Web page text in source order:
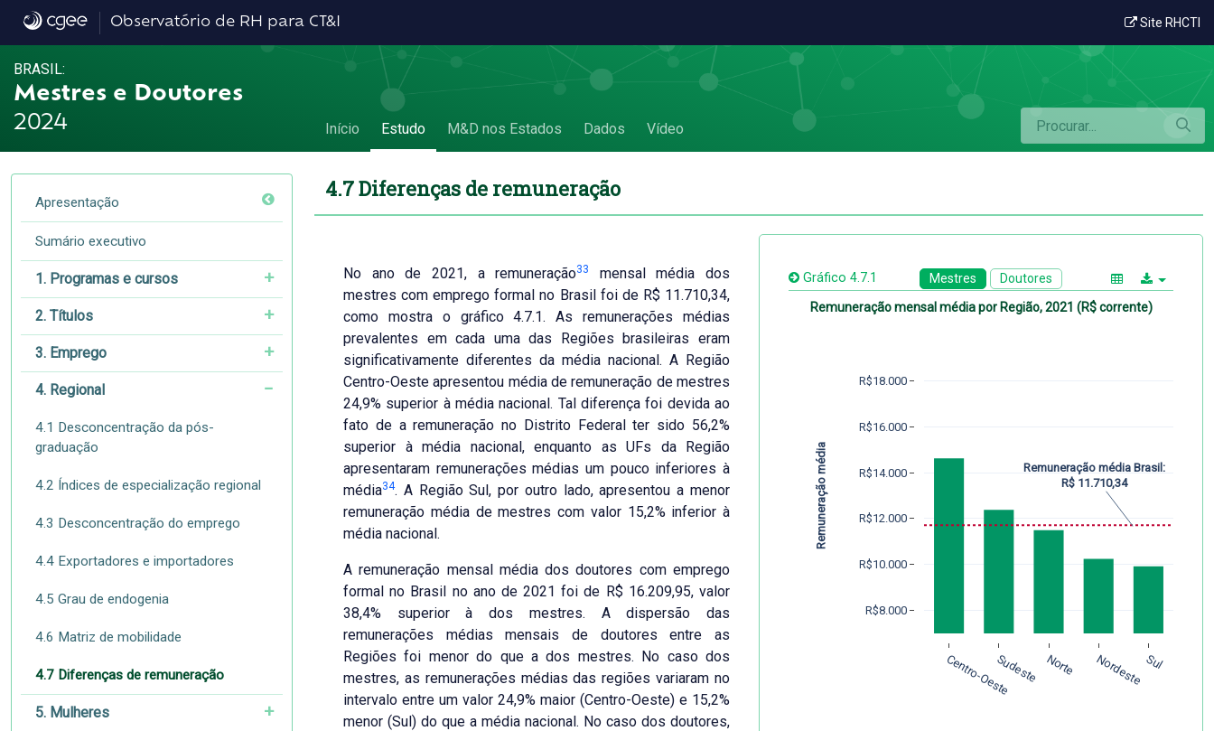
4.7 Diferenças de remuneração - 4.7 Diferenças de remuneração
Observatório de RH para CT&I Site RHCTI
BRASIL:
Mestres e Doutores
2024
Início Estudo M&D nos Estados Dados Vídeo
Apresentação
Sumário executivo
1. Programas e cursos
2. Títulos
3. Emprego
4. Regional
4.1 Desconcentração da pós-
graduação
4.2 Índices de especialização regional
4.3 Desconcentração do emprego
4.4 Exportadores e importadores
4.5 Grau de endogenia
4.6 Matriz de mobilidade
4.7 Diferenças de remuneração
5. Mulheres
4.7 Diferenças de remuneração
No ano de 2021, a remuneração33
mensal média dos
mestres com emprego formal no Brasil foi de R$ 11.710,34,
como mostra o gráfico 4.7.1. As remunerações médias
prevalentes em cada uma das Regiões brasileiras eram
significativamente diferentes da média nacional. A Região
Centro-Oeste apresentou média de remuneração de mestres
24,9% superior à média nacional. Tal diferença foi devida ao
fato de a remuneração no Distrito Federal ter sido 56,2%
superior à média nacional, enquanto as UFs da Região
apresentaram remunerações médias um pouco inferiores à
média34. A Região Sul, por outro lado, apresentou a menor
remuneração média de mestres com valor 15,2% inferior à
média nacional.
A remuneração mensal média dos doutores com emprego
formal no Brasil no ano de 2021 foi de R$ 16.209,95, valor
38,4% superior à dos mestres. A dispersão das
remunerações médias mensais de doutores entre as
Regiões foi menor do que a dos mestres. No caso dos
mestres, as remunerações médias das regiões variaram no
intervalo entre um valor 24,9% maior (Centro-Oeste) e 15,2%
menor (Sul) do que a média nacional. No caso dos doutores,
Gráfico 4.7.1 Mestres Doutores
Remuneração mensal média por Região, 2021 (R$ corrente)
Centro-OesteSudeste Norte Nordeste Sul
R$8.000
R$10.000
R$12.000
R$14.000
R$16.000
R$18.000
Remuneração média Remuneração média Brasil:
R$ 11.710,34